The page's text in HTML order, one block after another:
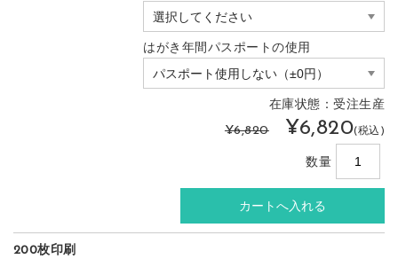
はがき年間パスポートの使用
在庫状態：受注生産
¥6,820
¥6,820(税込)
数量
200枚印刷